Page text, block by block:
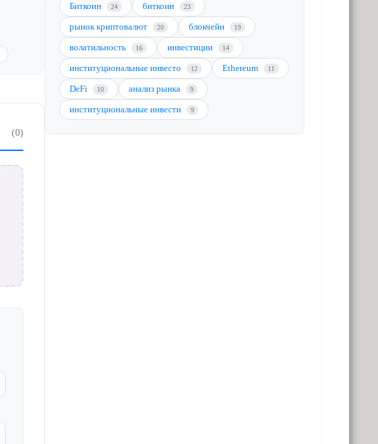
(0)
Биткоин 24 биткоин 23
рынок криптовалют 20 блокчейн 19
волатильность 16 инвестиции 14
институциональные инвесто 12 Ethereum 11
DeFi 10 анализ рынка 9
институциональные инвести 9